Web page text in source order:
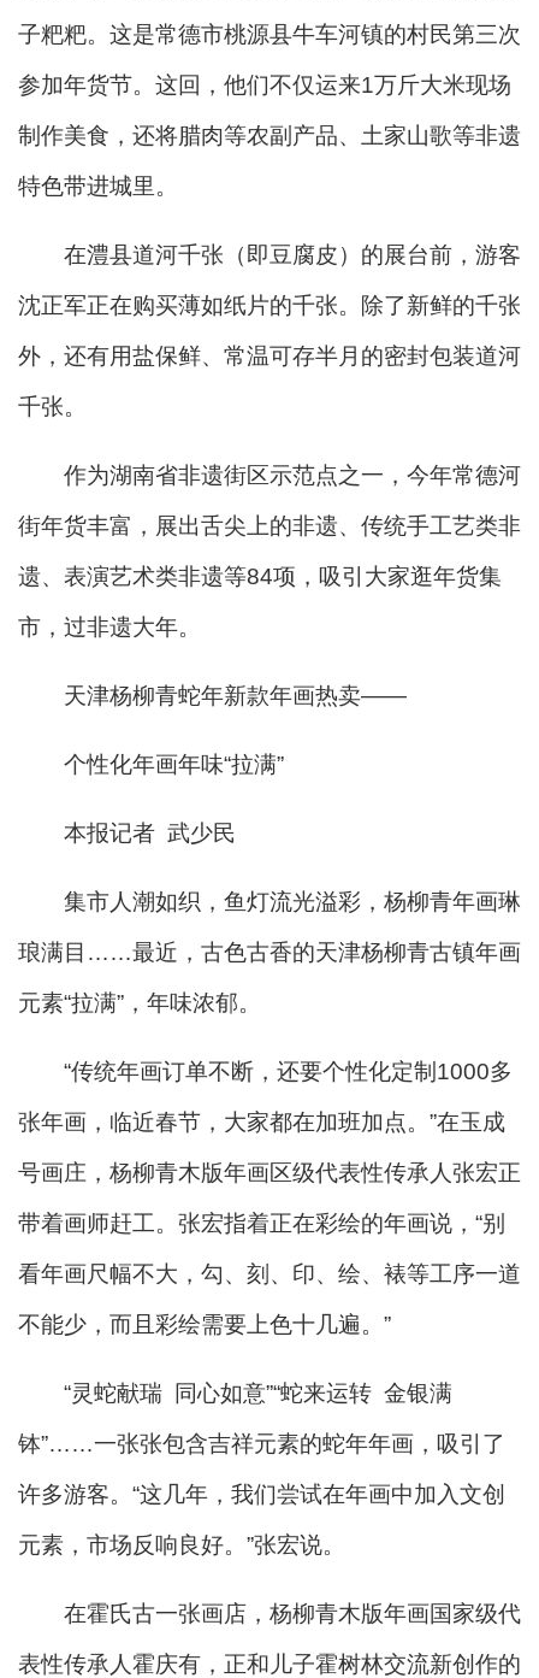
子粑粑。这是常德市桃源县牛车河镇的村民第三次
参加年货节。这回，他们不仅运来1万斤大米现场
制作美食，还将腊肉等农副产品、土家山歌等非遗
特色带进城里。
在澧县道河千张（即豆腐皮）的展台前，游客
沈正军正在购买薄如纸片的千张。除了新鲜的千张
外，还有用盐保鲜、常温可存半月的密封包装道河
千张。
作为湖南省非遗街区示范点之一，今年常德河
街年货丰富，展出舌尖上的非遗、传统手工艺类非
遗、表演艺术类非遗等84项，吸引大家逛年货集
市，过非遗大年。
天津杨柳青蛇年新款年画热卖——
个性化年画年味“拉满”
本报记者 武少民
集市人潮如织，鱼灯流光溢彩，杨柳青年画琳
琅满目……最近，古色古香的天津杨柳青古镇年画
元素“拉满”，年味浓郁。
“传统年画订单不断，还要个性化定制1000多
张年画，临近春节，大家都在加班加点。”在玉成
号画庄，杨柳青木版年画区级代表性传承人张宏正
带着画师赶工。张宏指着正在彩绘的年画说，“别
看年画尺幅不大，勾、刻、印、绘、裱等工序一道
不能少，而且彩绘需要上色十几遍。”
“灵蛇献瑞 同心如意”“蛇来运转 金银满
钵”……一张张包含吉祥元素的蛇年年画，吸引了
许多游客。“这几年，我们尝试在年画中加入文创
元素，市场反响良好。”张宏说。
在霍氏古一张画店，杨柳青木版年画国家级代
表性传承人霍庆有，正和儿子霍树林交流新创作的